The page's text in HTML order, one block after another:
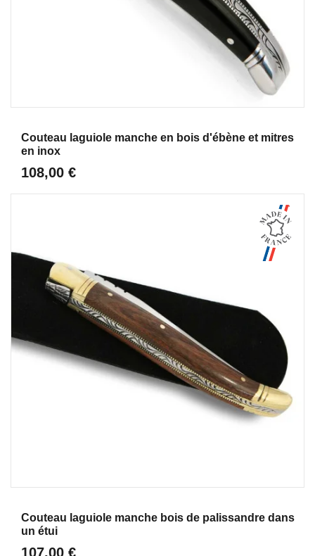
Couteau laguiole manche en bois d'ébène et mitres
en inox
108,00 €
Couteau laguiole manche bois de palissandre dans
un étui
107,00 €